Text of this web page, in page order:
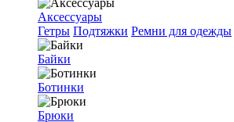
Аксессуары
Гетры Подтяжки Ремни для одежды
Байки
Ботинки
Брюки